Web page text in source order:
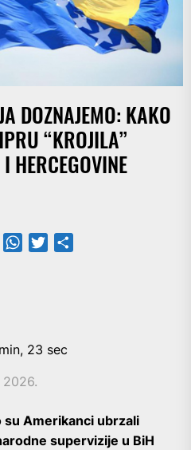
DOZNAJEMO: KAKO
“KROJILA”
HERCEGOVINE
PrintFriendly
WhatsApp
Twitter
23 sec
su Amerikanci ubrzali
supervizije​ u BiH